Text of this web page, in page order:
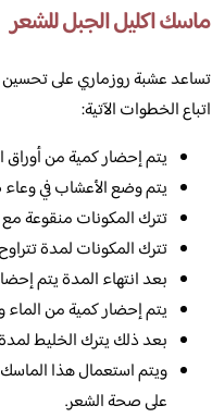
ماسك اكليل الجبل للشعر
تساعد عشبة روزماري على
اتباع الخطوات الآتية:
يتم إحضار كمية من
يتم وضع الأعشاب في
تترك المكونات منقوعة
تترك المكونات لمدة
بعد انتهاء المدة يتم
يتم إحضار كمية من الماء
بعد ذلك يترك الخليط
ويتم استعمال هذا
على صحة الشعر.